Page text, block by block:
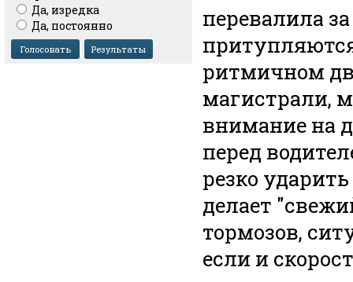
Да, изредка
Да, постоянно
перевалила
ритмичном
магистрали,
внимание на
перед
резко
делает
тормозов,
если и